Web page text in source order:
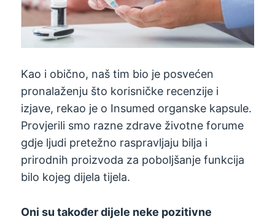
Kao i obično, naš tim bio je posvećen
pronalaženju što korisničke recenzije i
izjave, rekao je o Insumed organske kapsule.
Provjerili smo razne zdrave životne forume
gdje ljudi pretežno raspravljaju bilja i
prirodnih proizvoda za poboljšanje funkcija
bilo kojeg dijela tijela.
Oni su također dijele neke pozitivne